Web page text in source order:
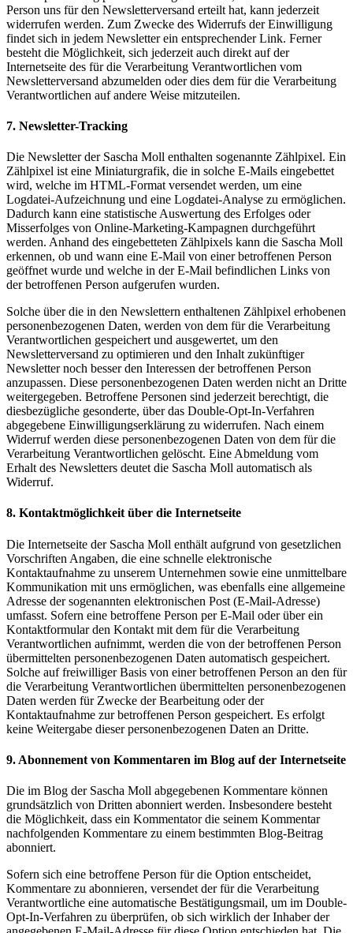
Person uns für den Newsletterversand erteilt hat, kann jederzeit
widerrufen werden. Zum Zwecke des Widerrufs der Einwilligung
findet sich in jedem Newsletter ein entsprechender Link. Ferner
besteht die Möglichkeit, sich jederzeit auch direkt auf der
Internetseite des für die Verarbeitung Verantwortlichen vom
Newsletterversand abzumelden oder dies dem für die Verarbeitung
Verantwortlichen auf andere Weise mitzuteilen.
7. Newsletter-Tracking
Die Newsletter der Sascha Moll enthalten sogenannte Zählpixel. Ein
Zählpixel ist eine Miniaturgrafik, die in solche E-Mails eingebettet
wird, welche im HTML-Format versendet werden, um eine
Logdatei-Aufzeichnung und eine Logdatei-Analyse zu ermöglichen.
Dadurch kann eine statistische Auswertung des Erfolges oder
Misserfolges von Online-Marketing-Kampagnen durchgeführt
werden. Anhand des eingebetteten Zählpixels kann die Sascha Moll
erkennen, ob und wann eine E-Mail von einer betroffenen Person
geöffnet wurde und welche in der E-Mail befindlichen Links von
der betroffenen Person aufgerufen wurden.
Solche über die in den Newslettern enthaltenen Zählpixel erhobenen
personenbezogenen Daten, werden von dem für die Verarbeitung
Verantwortlichen gespeichert und ausgewertet, um den
Newsletterversand zu optimieren und den Inhalt zukünftiger
Newsletter noch besser den Interessen der betroffenen Person
anzupassen. Diese personenbezogenen Daten werden nicht an Dritte
weitergegeben. Betroffene Personen sind jederzeit berechtigt, die
diesbezügliche gesonderte, über das Double-Opt-In-Verfahren
abgegebene Einwilligungserklärung zu widerrufen. Nach einem
Widerruf werden diese personenbezogenen Daten von dem für die
Verarbeitung Verantwortlichen gelöscht. Eine Abmeldung vom
Erhalt des Newsletters deutet die Sascha Moll automatisch als
Widerruf.
8. Kontaktmöglichkeit über die Internetseite
Die Internetseite der Sascha Moll enthält aufgrund von gesetzlichen
Vorschriften Angaben, die eine schnelle elektronische
Kontaktaufnahme zu unserem Unternehmen sowie eine unmittelbare
Kommunikation mit uns ermöglichen, was ebenfalls eine allgemeine
Adresse der sogenannten elektronischen Post (E-Mail-Adresse)
umfasst. Sofern eine betroffene Person per E-Mail oder über ein
Kontaktformular den Kontakt mit dem für die Verarbeitung
Verantwortlichen aufnimmt, werden die von der betroffenen Person
übermittelten personenbezogenen Daten automatisch gespeichert.
Solche auf freiwilliger Basis von einer betroffenen Person an den für
die Verarbeitung Verantwortlichen übermittelten personenbezogenen
Daten werden für Zwecke der Bearbeitung oder der
Kontaktaufnahme zur betroffenen Person gespeichert. Es erfolgt
keine Weitergabe dieser personenbezogenen Daten an Dritte.
9. Abonnement von Kommentaren im Blog auf der Internetseite
Die im Blog der Sascha Moll abgegebenen Kommentare können
grundsätzlich von Dritten abonniert werden. Insbesondere besteht
die Möglichkeit, dass ein Kommentator die seinem Kommentar
nachfolgenden Kommentare zu einem bestimmten Blog-Beitrag
abonniert.
Sofern sich eine betroffene Person für die Option entscheidet,
Kommentare zu abonnieren, versendet der für die Verarbeitung
Verantwortliche eine automatische Bestätigungsmail, um im Double-
Opt-In-Verfahren zu überprüfen, ob sich wirklich der Inhaber der